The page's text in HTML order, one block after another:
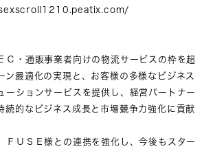
・通販事業者向けの物流サービスの枠を超
ン最適化の実現と、お客様の多様なビジネス
ーションサービスを提供し、経営パートナー
続的なビジネス成長と市場競争力強化に貢献
ＵＳＥ様との連携を強化し、今後もスター